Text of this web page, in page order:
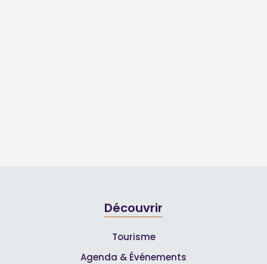
Découvrir
Tourisme
Agenda & Événements